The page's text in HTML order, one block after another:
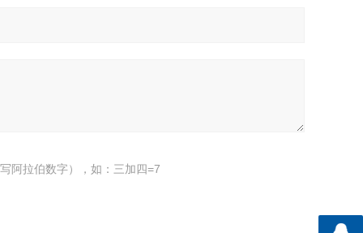
阿拉伯数字），如：三加四=7